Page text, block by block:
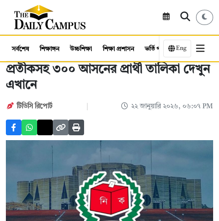
সর্বশেষ শিক্ষাঙ্গন উচ্চশিক্ষা শিক্ষা প্রশাসন ভর্তি পরীক্ষা কর্মসংস্থান
Eng
প্রতীকসহ ৩০০ আসনের প্রার্থী তালিকা দেখুন
এখানে
টিডিসি রিপোর্ট ২২ জানুয়ারি ২০২৬, ০৬:০৭ PM